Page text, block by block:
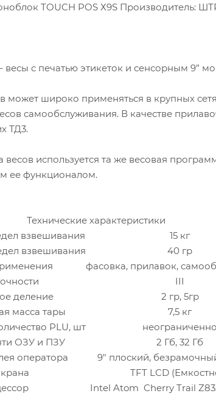
TOUCH POS Х9S Производитель:
с печатью этикеток и сенсорным 9”
может широко применяться в крупных
самообслуживания. В качестве
ТД3.
весов используется та же весовая
ее функционалом.
Технические характеристики
взвешивания
15 кг
взвешивания
40 гр
фасовка, прилавок,
III
деление
2 гр, 5гр
масса тары
7,5 кг
PLU, шт
неограниченно
ОЗУ и ПЗУ
2 Гб, 32 Гб
оператора
9" плоский,
TFT LCD
Intel Atom Cherry Trail